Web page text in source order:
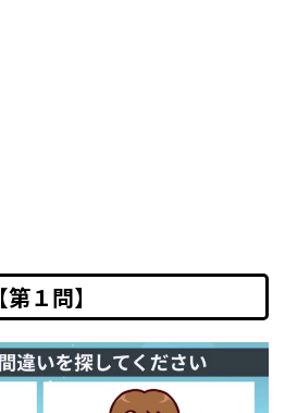
【第１問】